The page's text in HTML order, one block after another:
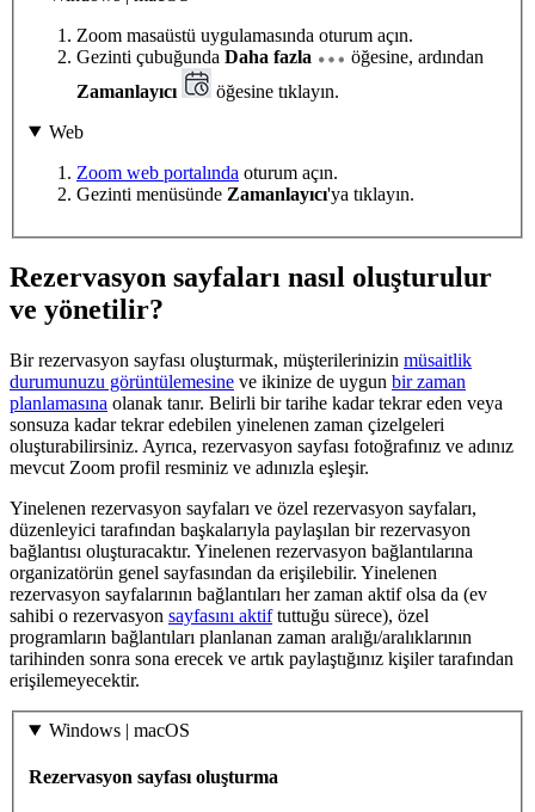
Zoom masaüstü uygulamasında oturum açın.
Gezinti çubuğunda Daha fazla
öğesine, ardından
Zamanlayıcı
öğesine tıklayın.
Web
Zoom web portalında oturum açın.
Gezinti menüsünde Zamanlayıcı'ya tıklayın.
Rezervasyon sayfaları nasıl oluşturulur
ve yönetilir?
Bir rezervasyon sayfası oluşturmak, müşterilerinizin müsaitlik
durumunuzu görüntülemesine ve ikinize de uygun bir zaman
planlamasına olanak tanır. Belirli bir tarihe kadar tekrar eden veya
sonsuza kadar tekrar edebilen yinelenen zaman çizelgeleri
oluşturabilirsiniz. Ayrıca, rezervasyon sayfası fotoğrafınız ve adınız
mevcut Zoom profil resminiz ve adınızla eşleşir.
Yinelenen rezervasyon sayfaları ve özel rezervasyon sayfaları,
düzenleyici tarafından başkalarıyla paylaşılan bir rezervasyon
bağlantısı oluşturacaktır. Yinelenen rezervasyon bağlantılarına
organizatörün genel sayfasından da erişilebilir. Yinelenen
rezervasyon sayfalarının bağlantıları her zaman aktif olsa da (ev
sahibi o rezervasyon sayfasını aktiftuttuğu sürece), özel
programların bağlantıları planlanan zaman aralığı/aralıklarının
tarihinden sonra sona erecek ve artık paylaştığınız kişiler tarafından
erişilemeyecektir.
Windows | macOS
Rezervasyon sayfası oluşturma